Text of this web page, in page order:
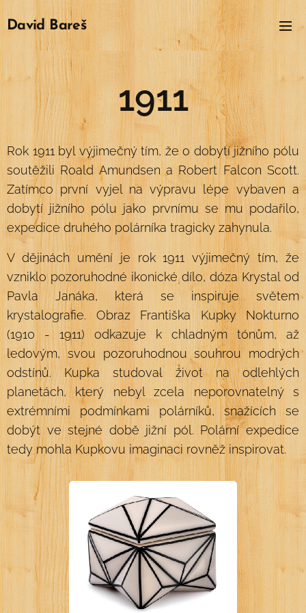
David Bareš
1911
Rok 1911 byl výjimečný tím, že o dobytí jižního pólu
soutěžili Roald Amundsen a Robert Falcon Scott.
Zatímco první vyjel na výpravu lépe vybaven a
dobytí jižního pólu jako prvnímu se mu podařilo,
expedice druhého polárníka tragicky zahynula.
V dějinách umění je rok 1911 výjimečný tím, že
vzniklo pozoruhodné ikonické dílo, dóza Krystal od
Pavla Janáka, která se inspiruje světem
krystalografie. Obraz Františka Kupky Nokturno
(1910 - 1911) odkazuje k chladným tónům, až
ledovým, svou pozoruhodnou souhrou modrých
odstínů. Kupka studoval život na odlehlých
planetách, který nebyl zcela neporovnatelný s
extrémními podmínkami polárníků, snažících se
dobýt ve stejné době jižní pól. Polární expedice
tedy mohla Kupkovu imaginaci rovněž inspirovat.